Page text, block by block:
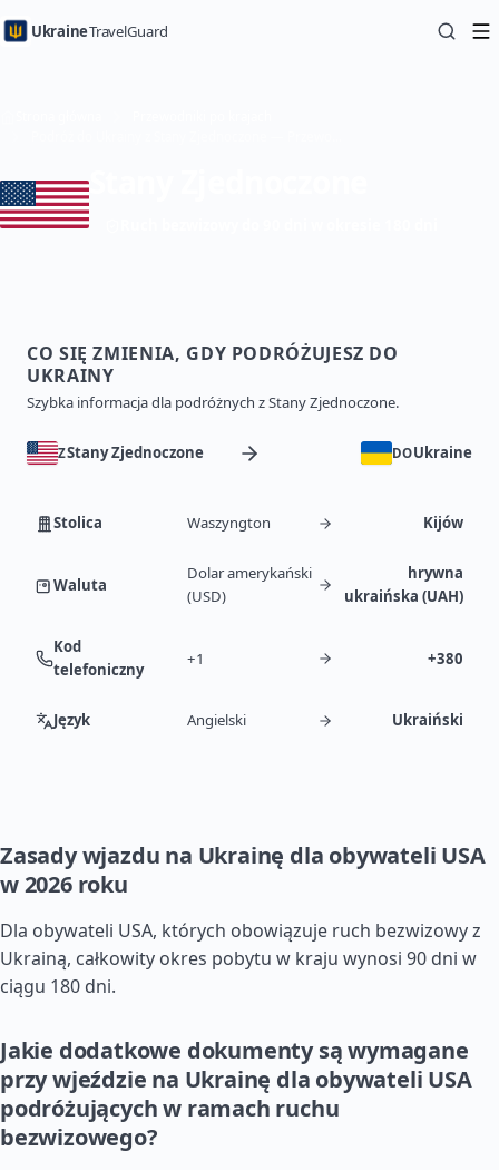
UkraineTravelGuard
CO SIĘ ZMIENIA, GDY PODRÓŻUJESZ DO
UKRAINY
Szybka informacja dla podróżnych z Stany Zjednoczone.
ZStany Zjednoczone DOUkraine
Stolica Waszyngton Kijów
Waluta
Dolar amerykański
(USD)
hrywna
ukraińska (UAH)
Kod
telefoniczny
+1 +380
Język Angielski Ukraiński
Zasady wjazdu na Ukrainę dla obywateli USA
w 2026 roku
Dla obywateli USA, których obowiązuje ruch bezwizowy z
Ukrainą, całkowity okres pobytu w kraju wynosi 90 dni w
ciągu 180 dni.
Jakie dodatkowe dokumenty są wymagane
przy wjeździe na Ukrainę dla obywateli USA
podróżujących w ramach ruchu
bezwizowego?